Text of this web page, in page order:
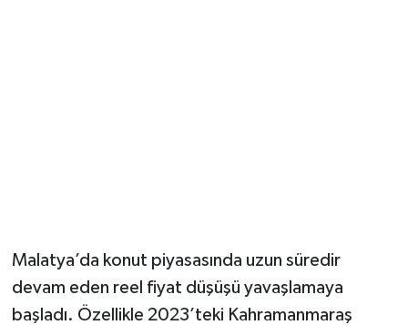
Malatya’da konut piyasasında uzun süredir
devam eden reel fiyat düşüşü yavaşlamaya
başladı. Özellikle 2023’teki Kahramanmaraş